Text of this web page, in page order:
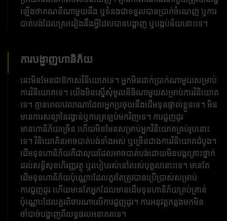
ឡើងថាគណនីណាមួយនឹង ឬទំនងជាទទួលបានប្រាក់ចំណេញ ឬការ
បាត់បង់ដែលស្រដៀងនឹងអ្វីដែលបានបង្ហាញ ឬបង្កប់ន័យនោះទេ។
ការបង្ហាញហានិភ័យ
នេះមិនមែនជាឱកាសវិនិយោគទេ។ អ្នកមិនដាក់ប្រាក់ណាមួយសម្រាប់
ការវិនិយោគទេ។ យើងមិនស្នើសុំមូលនិធិណាមួយសម្រាប់ការវិនិយោគ
ទេ។ គ្មានពេលវេលាណាដែលអ្នកប្រថុយនឹងដើមទុនផ្ទាល់ខ្លួនទេ។ មិន
មានការសន្យានៃរង្វាន់ឬការត្រឡប់មកវិញទេ។ ការជួញដូរ
មានហានិភ័យច្រើន ហើយមិនមែនសម្រាប់អ្នកវិនិយោគគ្រប់រូបនោះ
ទេ។ វិនិយោគិនអាចបាត់បង់ទាំងអស់ ឬច្រើនជាងការវិនិយោគដំបូង។
ដើមទុនហានិភ័យគឺជាលុយដែលអាចបាត់បង់ដោយមិនបង្កគ្រោះថ្នាក់
ដល់សន្តិសុខហិរញ្ញវត្ថុ ឬរបៀបរស់នៅរបស់បុគ្គលនោះទេ។ មានតែ
ដើមទុនហានិភ័យប៉ុណ្ណោះដែលគួរតែត្រូវបានប្រើប្រាស់សម្រាប់
ការជួញដូរ ហើយមានតែអ្នកដែលមានដើមទុនហានិភ័យគ្រប់គ្រាន់
ប៉ុណ្ណោះដែលគួរពិចារណាលើការជួញដូរ។ ការ​អនុវត្ត​កន្លង​មក​មិន​
ចាំបាច់​បង្ហាញ​ពី​លទ្ធផល​អនាគត​ទេ។